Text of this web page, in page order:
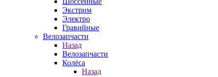
Экстрим
Электро
Гравийные
Велозапчасти
Назад
Велозапчасти
Колёса
Назад